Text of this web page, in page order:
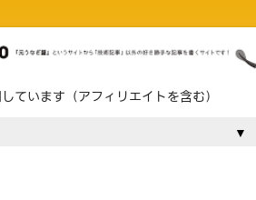
ています（アフィリエイトを含む）
▼